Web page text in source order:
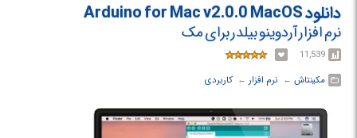
دانلود Arduino for Mac v2.0.0 MacOS
نرم افزار آردوینو بیلدر برای مک
11,539
مکینتاش ← ‏ نرم افزار ← ‏ کاربردی